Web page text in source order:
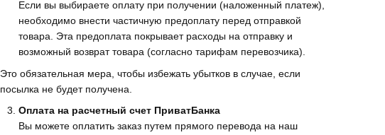
Если вы выбираете оплату при получении (наложенный платеж),
необходимо внести частичную предоплату перед отправкой
товара. Эта предоплата покрывает расходы на отправку и
возможный возврат товара (согласно тарифам перевозчика).
Это обязательная мера, чтобы избежать убытков в случае, если
посылка не будет получена.
Оплата на расчетный счет ПриватБанка
Вы можете оплатить заказ путем прямого перевода на наш